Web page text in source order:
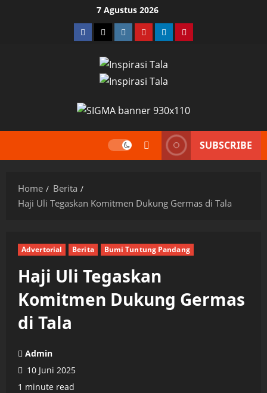
7 Agustus 2026
Facebook
TwitterInstagram
YouTubeLinkedInPinterest
SUBSCRIBE
Home
Berita
Haji Uli Tegaskan Komitmen Dukung Germas di Tala
Advertorial Berita Bumi Tuntung Pandang
Haji Uli Tegaskan
Komitmen Dukung Germas
di Tala
Admin
10 Juni 2025
1 minute read